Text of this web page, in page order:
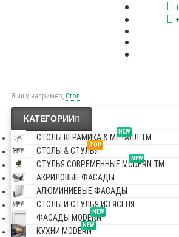
Я ищу, например, Стол
КАТЕГОРИИ
NEW
СТОЛЫ КЕРАМИКА & МЕТАЛЛ TM
TOP
СТОЛЫ & СТУЛЬЯ
NEW
СТУЛЬЯ СОВРЕМЕННЫЕ MODERN TM
АКРИЛОВЫЕ ФАСАДЫ
АЛЮМИНИЕВЫЕ ФАСАДЫ
СТОЛЫ И СТУЛЬЯ ИЗ ЯСЕНЯ
NEW
ФАСАДЫ MODERN
NEW
КУХНИ MODERN